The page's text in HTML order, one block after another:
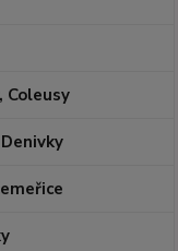
Coleusy